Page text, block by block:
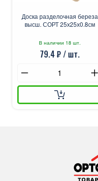
Доска разделочная береза
высш. СОРТ 25х25х0.8см
В наличии 18 шт.
79.4 ₽ / шт.